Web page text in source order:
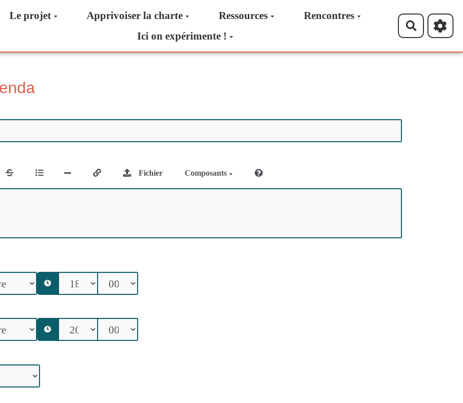
Le projet Apprivoiser la charte Ressources
Rencontres
Ici on expérimente !
Fichier Composants